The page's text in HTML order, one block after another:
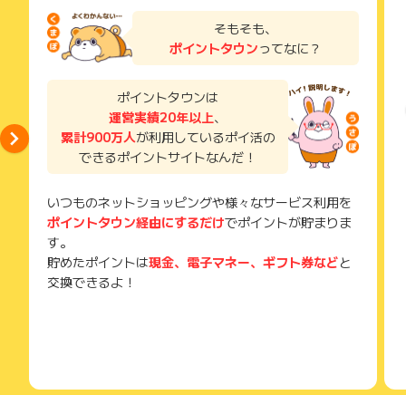
そもそも、
ポイントタウンってなに？
ポイントタウンは
運営実績20年以上、
累計900万人が利用しているポイ活の
できるポイントサイトなんだ！
いつものネットショッピングや様々なサービス利用を
ポイントタウン経由にするだけでポイントが貯まりま
す。
貯めたポイントは現金、電子マネー、ギフト券などと
交換できるよ！